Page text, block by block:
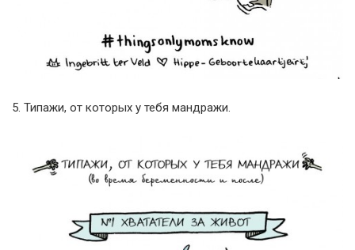
5. Типажи, от которых у тебя мандражи.